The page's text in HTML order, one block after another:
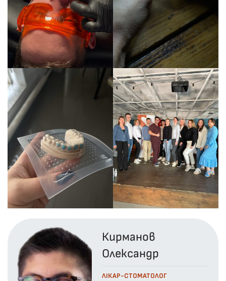
Кирманов
Олександр
ЛІКАР-СТОМАТОЛОГ